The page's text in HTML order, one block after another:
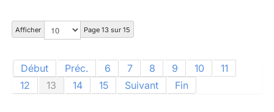
Afficher Page 13 sur 15
Début Préc. 6 7 8 9 10
11
12
13 14 15 Suivant Fin